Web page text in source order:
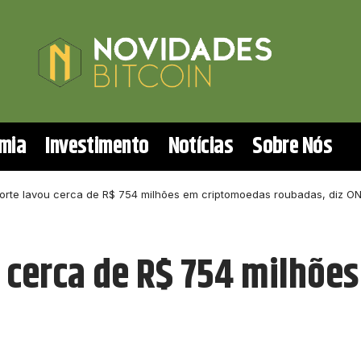
Investimento Notícias Sobre Nós
lavou cerca de R$ 754 milhões em criptomoedas roubadas, diz
de R$ 754